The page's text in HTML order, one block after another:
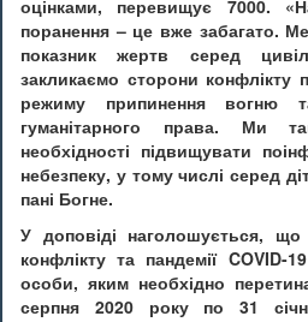
оцінками, перевищує 7000.
поранення – це вже забагато.
показник жертв серед
закликаємо сторони конфлікту
режиму припинення вогню
гуманітарного права. Ми
необхідності підвищувати
небезпеку, у тому числі серед
пані Богне.
У доповіді наголошується, що
конфлікту та пандемії
особи, яким необхідно
серпня 2020 року по 31